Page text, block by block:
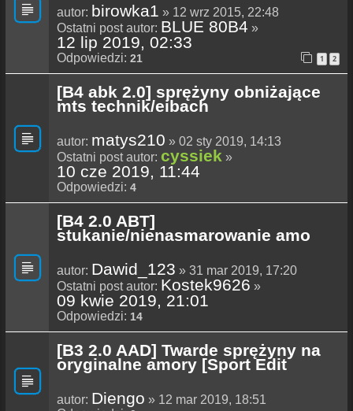
autor: birowka1 » 12 wrz 2015, 22:48
Ostatni post autor: BLUE 80B4 »
12 lip 2019, 02:33
Odpowiedzi: 21 1 2
[B4 abk 2.0] sprężyny obniżające
mts technik/eibach
autor: matys210 » 02 sty 2019, 14:13
Ostatni post autor: cyssiek »
10 cze 2019, 11:44
Odpowiedzi: 4
[B4 2.0 ABT]
stukanie/nienasmarowanie amo
autor: Dawid_123 » 31 mar 2019, 17:20
Ostatni post autor: Kostek9626 »
09 kwie 2019, 21:01
Odpowiedzi: 14
[B3 2.0 AAD] Twarde sprężyny na
oryginalne amory [Sport Edit
autor: Diengo » 12 mar 2019, 18:51